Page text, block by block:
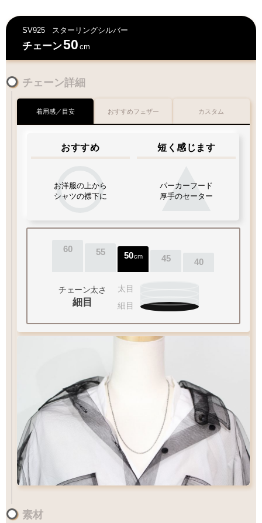
お好みのフェザーを1枚お選び下さい
チェック：項目
（2）ペンダントの状態でお届け
お好みのチェーンをお選び下さい
（2）ペンダントの状態でお届け
カートにおすすみ下さい
ペンダントの状態でお届け致します
何卒ご了承下さいますよう
交通混雑期
特にGW・お盆
年末・冬季期間
天候不良時
台風・暴風雪
大雨・大雪等
SV925 スターリングシルバー
チェーン50 cm
チェーン詳細
着用感／目安
おすすめ
お洋服の上から
シャツの襟下に
短く感じます
パーカーフード
厚手のセーター
60 55 50cm 45 40
チェーン太さ
細目
太目
細目
おすすめフェザー カスタム
ペンダントの状態でお届け致します
素材